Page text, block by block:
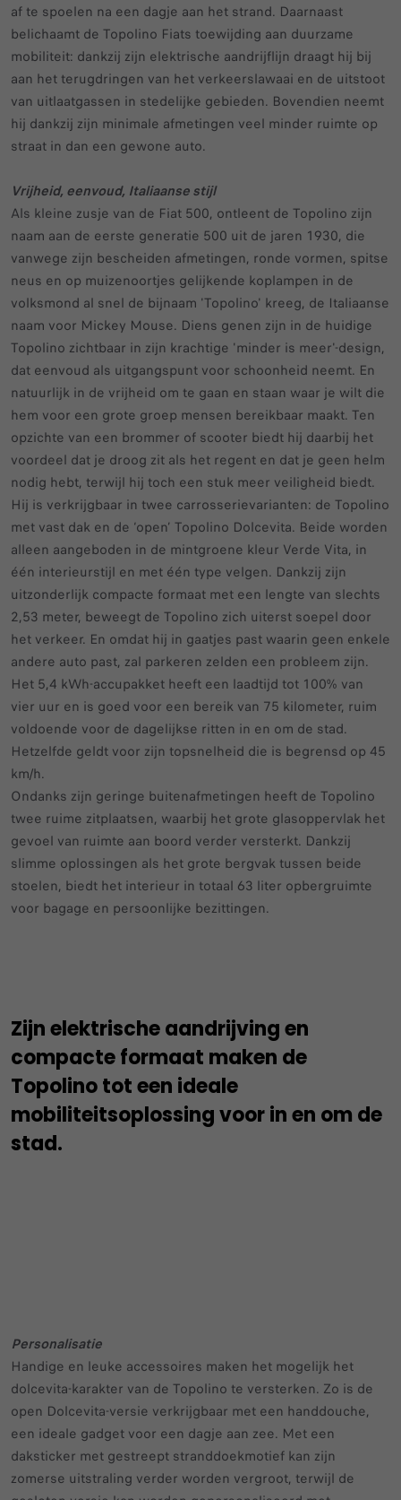
af te spoelen na een dagje aan het strand. Daarnaast
belichaamt de Topolino Fiats toewijding aan duurzame
mobiliteit: dankzij zijn elektrische aandrijflijn draagt hij bij
aan het terugdringen van het verkeerslawaai en de uitstoot
van uitlaatgassen in stedelijke gebieden. Bovendien neemt
hij dankzij zijn minimale afmetingen veel minder ruimte op
straat in dan een gewone auto.
Vrijheid, eenvoud, Italiaanse stijl
Als kleine zusje van de Fiat 500, ontleent de Topolino zijn
naam aan de eerste generatie 500 uit de jaren 1930, die
vanwege zijn bescheiden afmetingen, ronde vormen, spitse
neus en op muizenoortjes gelijkende koplampen in de
volksmond al snel de bijnaam 'Topolino' kreeg, de Italiaanse
naam voor Mickey Mouse. Diens genen zijn in de huidige
Topolino zichtbaar in zijn krachtige 'minder is meer'-design,
dat eenvoud als uitgangspunt voor schoonheid neemt. En
natuurlijk in de vrijheid om te gaan en staan waar je wilt die
hem voor een grote groep mensen bereikbaar maakt. Ten
opzichte van een brommer of scooter biedt hij daarbij het
voordeel dat je droog zit als het regent en dat je geen helm
nodig hebt, terwijl hij toch een stuk meer veiligheid biedt.
Hij is verkrijgbaar in twee carrosserievarianten: de Topolino
met vast dak en de ‘open’ Topolino Dolcevita. Beide worden
alleen aangeboden in de mintgroene kleur Verde Vita, in
één interieurstijl en met één type velgen. Dankzij zijn
uitzonderlijk compacte formaat met een lengte van slechts
2,53 meter, beweegt de Topolino zich uiterst soepel door
het verkeer. En omdat hij in gaatjes past waarin geen enkele
andere auto past, zal parkeren zelden een probleem zijn.
Het 5,4 kWh-accupakket heeft een laadtijd tot 100% van
vier uur en is goed voor een bereik van 75 kilometer, ruim
voldoende voor de dagelijkse ritten in en om de stad.
Hetzelfde geldt voor zijn topsnelheid die is begrensd op 45
km/h.
Ondanks zijn geringe buitenafmetingen heeft de Topolino
twee ruime zitplaatsen, waarbij het grote glasoppervlak het
gevoel van ruimte aan boord verder versterkt. Dankzij
slimme oplossingen als het grote bergvak tussen beide
stoelen, biedt het interieur in totaal 63 liter opbergruimte
voor bagage en persoonlijke bezittingen.
Zijn elektrische aandrijving en
compacte formaat maken de
Topolino tot een ideale
mobiliteitsoplossing voor in en om de
stad.
Personalisatie
Handige en leuke accessoires maken het mogelijk het
dolcevita-karakter van de Topolino te versterken. Zo is de
open Dolcevita-versie verkrijgbaar met een handdouche,
een ideale gadget voor een dagje aan zee. Met een
daksticker met gestreept stranddoekmotief kan zijn
zomerse uitstraling verder worden vergroot, terwijl de